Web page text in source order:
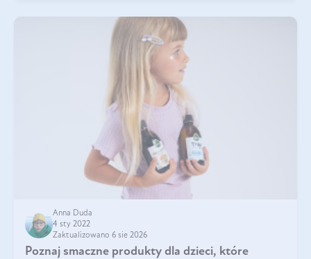
Anna Duda
4 sty 2022
Zaktualizowano 6 sie 2026
Poznaj smaczne produkty dla dzieci, które